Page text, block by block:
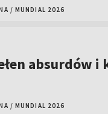
/ MUNDIAL 2026
absurdów
/ MUNDIAL 2026